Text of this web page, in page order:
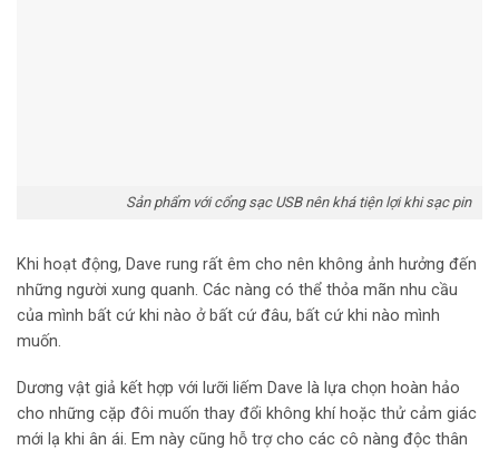
Sản phẩm với cổng sạc USB nên khá tiện lợi khi sạc pin
Khi hoạt động, Dave rung rất êm cho nên không ảnh hưởng đến
những người xung quanh. Các nàng có thể thỏa mãn nhu cầu
của mình bất cứ khi nào ở bất cứ đâu, bất cứ khi nào mình
muốn.
Dương vật giả kết hợp với lưỡi liếm Dave là lựa chọn hoàn hảo
cho những cặp đôi muốn thay đổi không khí hoặc thử cảm giác
mới lạ khi ân ái. Em này cũng hỗ trợ cho các cô nàng độc thân